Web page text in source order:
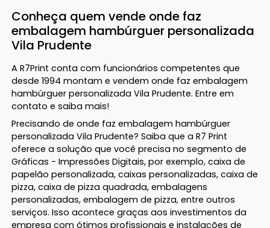
Conheça quem vende onde faz
embalagem hambúrguer personalizada
Vila Prudente
A R7Print conta com funcionários competentes que
desde 1994 montam e vendem onde faz embalagem
hambúrguer personalizada Vila Prudente. Entre em
contato e saiba mais!
Precisando de onde faz embalagem hambúrguer
personalizada Vila Prudente? Saiba que a R7 Print
oferece a solução que você precisa no segmento de
Gráficas - Impressões Digitais, por exemplo, caixa de
papelão personalizada, caixas personalizadas, caixa de
pizza, caixa de pizza quadrada, embalagens
personalizadas, embalagem de pizza, entre outros
serviços. Isso acontece graças aos investimentos da
empresa com ótimos profissionais e instalações de